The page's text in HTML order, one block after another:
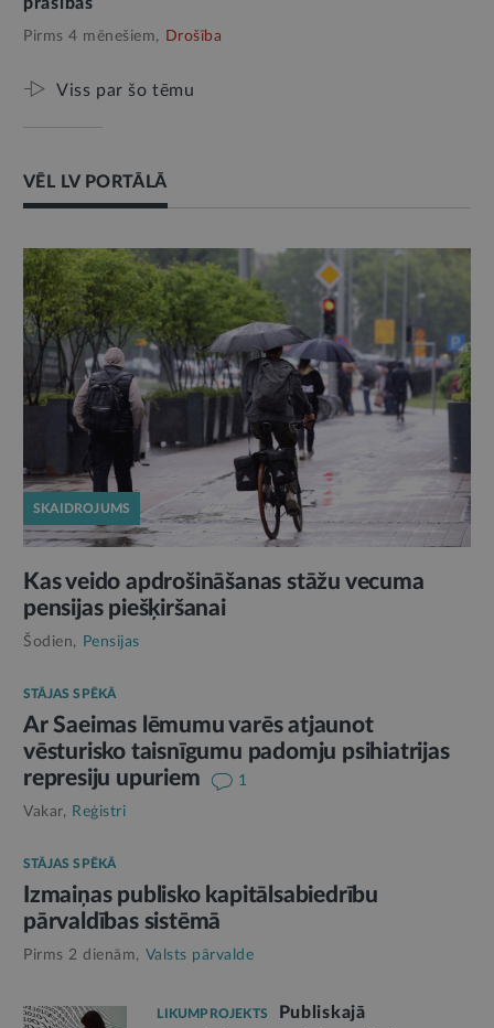
prasības
Pirms 4 mēnešiem, Drošība
Viss par šo tēmu
VĒL LV PORTĀLĀ
SKAIDROJUMS
Kas veido apdrošināšanas stāžu vecuma
pensijas piešķiršanai
Šodien, Pensijas
STĀJAS SPĒKĀ
Ar Saeimas lēmumu varēs atjaunot
vēsturisko taisnīgumu padomju psihiatrijas
represiju upuriem
1
Vakar, Reģistri
STĀJAS SPĒKĀ
Izmaiņas publisko kapitālsabiedrību
pārvaldības sistēmā
Pirms 2 dienām, Valsts pārvalde
LIKUMPROJEKTS
Publiskajā